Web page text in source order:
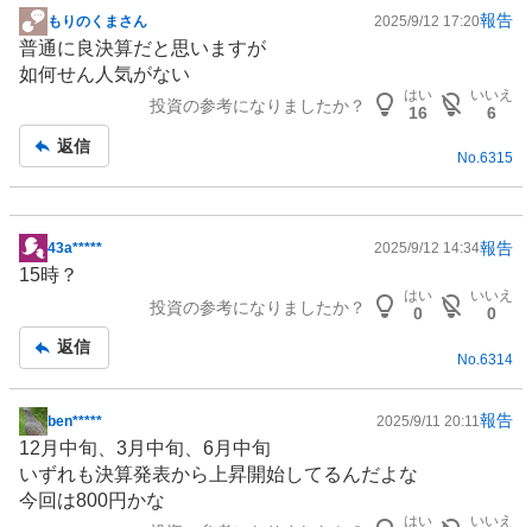
掲
示
板
もりのくまさん 2025/9/12 17:20報告
普通に良決算だと思いますが
如何せん人気がない
投資の参考になりましたか？
はい
16
いいえ
6
返信
No.6315
掲
示
事
43a***** 2025/9/12 14:34報告
15時？
投資の参考になりましたか？
はい
0
いいえ
0
返信
No.6314
掲
示
板
記
ben***** 2025/9/11 20:11報告
12月中旬、3月中旬、6月中旬
いずれも決算発表から上昇開始してるんだよな
今回は800円かな
はい いいえ